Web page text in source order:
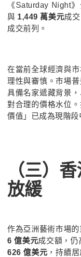
《Saturday Night
與 1,449 萬美元成
成交前列。
在當前全球經濟與
理性與審慎。市場
具備名家遞藏背景
對合理的價格水位
價值」已成為現階段
（三）
放緩
作為亞洲藝術市場
6 億美元成交額，仍
626 億美元 ，持續